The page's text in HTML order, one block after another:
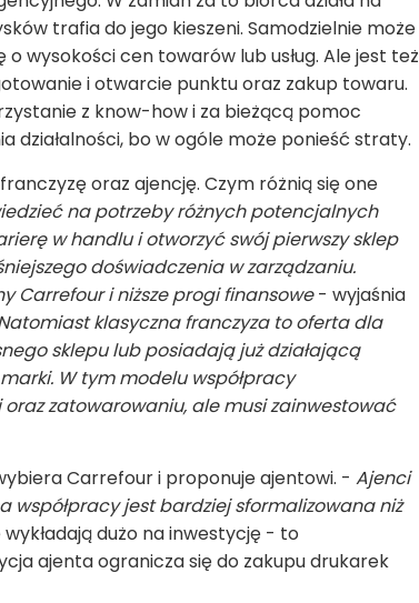
trafia do jego kieszeni. Samodzielnie może
wysokości cen towarów lub usług. Ale jest też
i otwarcie punktu oraz zakup towaru.
z know-how i za bieżącą pomoc
działalności, bo w ogóle może ponieść straty.
oraz ajencję. Czym różnią się one
na potrzeby różnych potencjalnych
w handlu i otworzyć swój pierwszy sklep
doświadczenia w zarządzaniu.
Carrefour i niższe progi finansowe- wyjaśnia
klasyczna franczyza to oferta dla
sklepu lub posiadają już działającą
W tym modelu współpracy
zatowarowaniu, ale musi zainwestować
Carrefour i proponuje ajentowi. - Ajenci
jest bardziej sformalizowana niż
dużo na inwestycję - to
ajenta ogranicza się do zakupu drukarek